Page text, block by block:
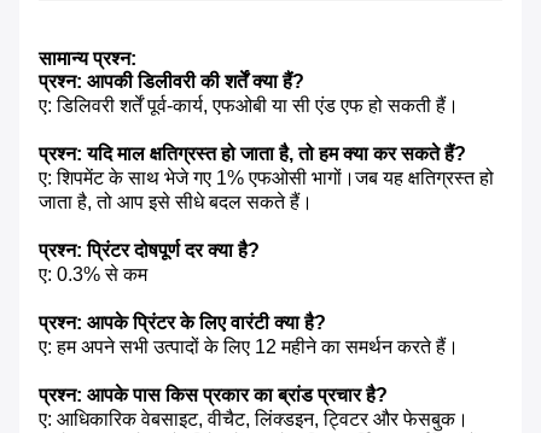
सामान्य प्रश्न:
प्रश्न: आपकी डिलीवरी की शर्तें क्या हैं?
ए: डिलिवरी शर्तें पूर्व-कार्य, एफओबी या सी एंड एफ हो सकती हैं।
प्रश्न: यदि माल क्षतिग्रस्त हो जाता है, तो हम क्या कर सकते हैं?
ए: शिपमेंट के साथ भेजे गए 1% एफओसी भागों।जब यह क्षतिग्रस्त हो
जाता है, तो आप इसे सीधे बदल सकते हैं।
प्रश्न: प्रिंटर दोषपूर्ण दर क्या है?
ए: 0.3% से कम
प्रश्न: आपके प्रिंटर के लिए वारंटी क्या है?
ए: हम अपने सभी उत्पादों के लिए 12 महीने का समर्थन करते हैं।
प्रश्न: आपके पास किस प्रकार का ब्रांड प्रचार है?
ए: आधिकारिक वेबसाइट, वीचैट, लिंक्डइन, ट्विटर और फेसबुक।